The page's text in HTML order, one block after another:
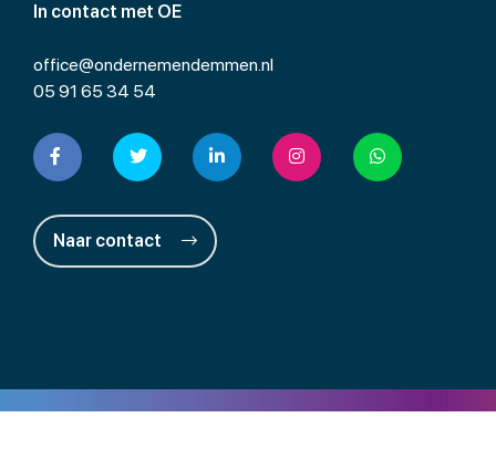
In contact met OE
office@ondernemendemmen.nl
05 91 65 34 54
Naar contact